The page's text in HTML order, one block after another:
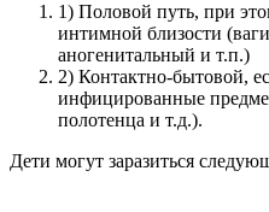
1) Половой путь, при
интимной близости
аногенитальный и т.п.)
2) Контактно-бытовой,
инфицированные
полотенца и т.д.).
Дети могут заразиться